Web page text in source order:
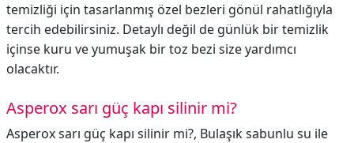
temizliği için tasarlanmış özel bezleri gönül rahatlığıyla
tercih edebilirsiniz. Detaylı değil de günlük bir temizlik
içinse kuru ve yumuşak bir toz bezi size yardımcı
olacaktır.
Asperox sarı güç kapı silinir mi?
Asperox sarı güç kapı silinir mi?, Bulaşık sabunlu su ile